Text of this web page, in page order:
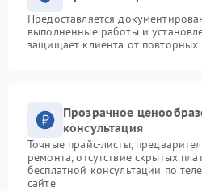
Предоставляется
выполненные работы и
защищает клиента от повторных
Прозрачное
консультация
Точные прайс-листы,
ремонта, отсутствие скрытых
бесплатной консультации по
сайте